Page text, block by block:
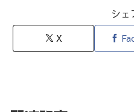
シェ
X